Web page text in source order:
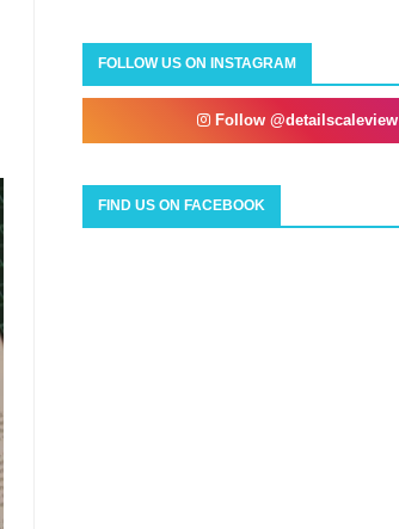
FOLLOW US ON INSTAGRAM
Follow @detailscaleview
FIND US ON FACEBOOK